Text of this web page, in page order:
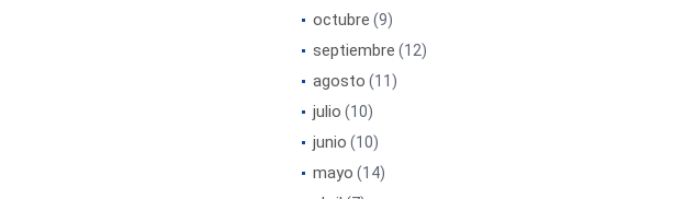
octubre (9)
septiembre (12)
agosto (11)
julio (10)
junio (10)
mayo (14)